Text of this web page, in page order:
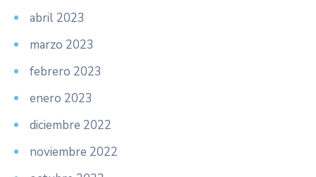
abril 2023
marzo 2023
febrero 2023
enero 2023
diciembre 2022
noviembre 2022